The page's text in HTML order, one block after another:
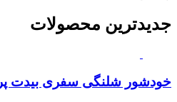
جدیدترین محصولات
خودشور شلنگی سفری بیدت